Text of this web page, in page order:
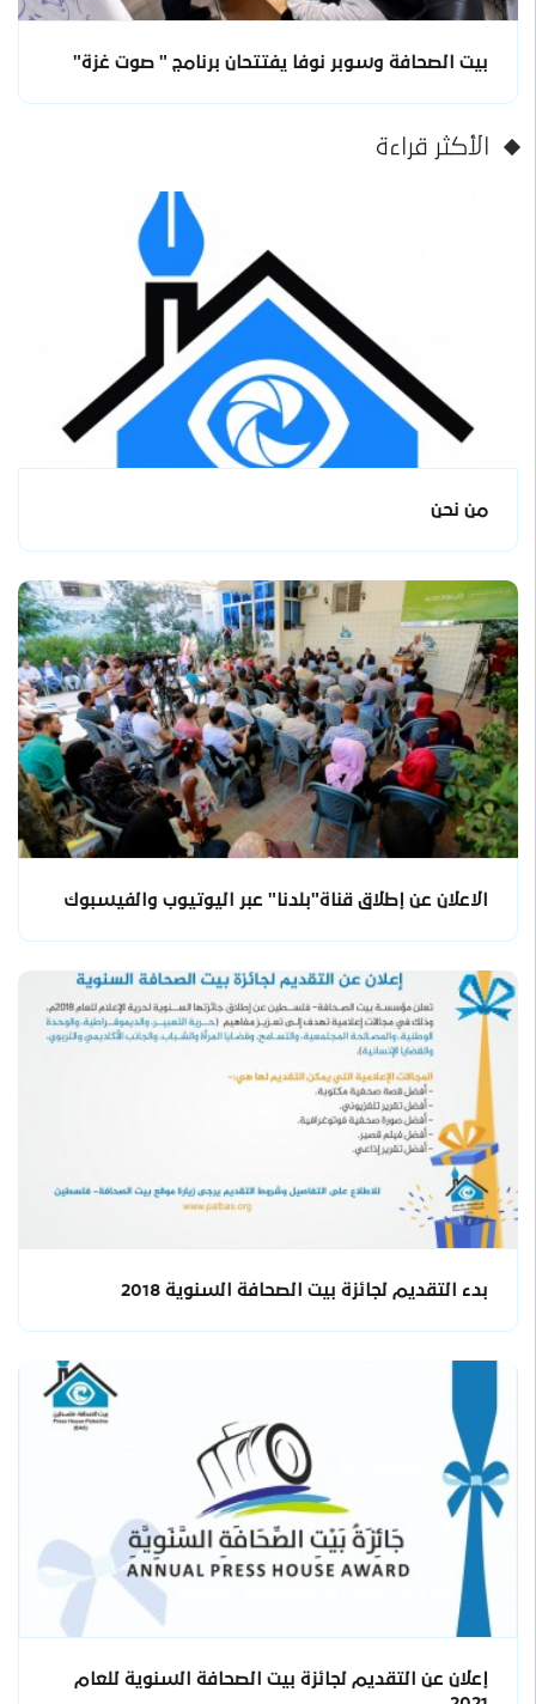
بيت الصحافة وسوبر نوفا يفتتحان برنامج " صوت غزة"
الأكثر قراءة
من نحن
الاعلان عن إطلاق قناة"بلدنا" عبر اليوتيوب والفيسبوك
بدء التقديم لجائزة بيت الصحافة السنوية 2018
إعلان عن التقديم لجائزة بيت الصحافة السنوية للعام